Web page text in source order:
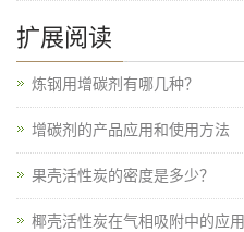
扩展阅读
炼钢用增碳剂有哪几种？
增碳剂的产品应用和使用方法
果壳活性炭的密度是多少？
椰壳活性炭在气相吸附中的应用